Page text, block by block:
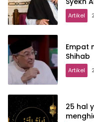
Artikel
Empat
Shihab
Artikel
25 hal